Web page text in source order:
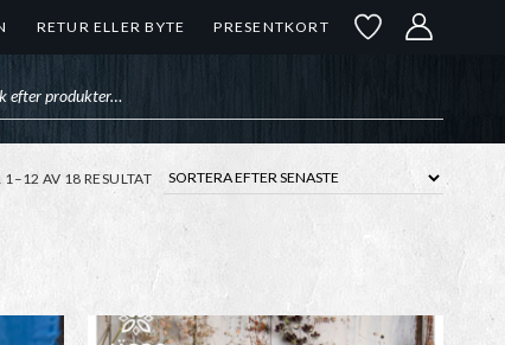
RETUR ELLER BYTE PRESENTKORT
1–12 AV 18 RESULTATSORTERA
EFTER